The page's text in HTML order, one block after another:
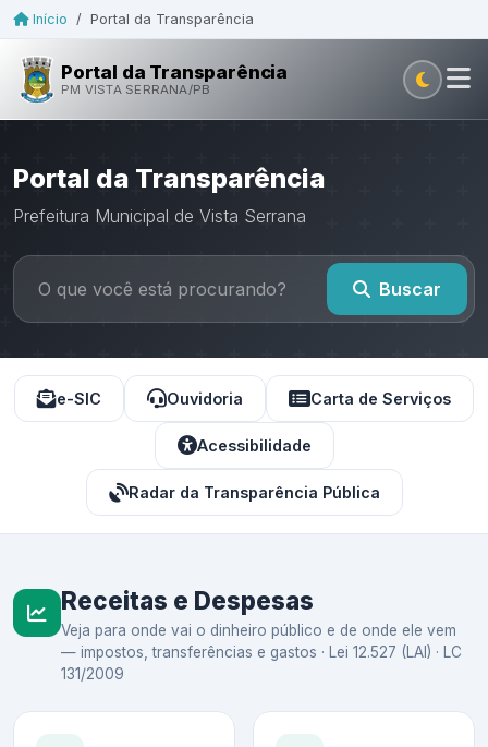
Início / Portal da Transparência
Portal da Transparência
PM VISTA SERRANA/PB
Portal da Transparência
Prefeitura Municipal de Vista Serrana
Buscar
e-SIC Ouvidoria Carta de Serviços
Acessibilidade
Radar da Transparência Pública
Receitas e Despesas
Veja para onde vai o dinheiro público e de onde ele vem
— impostos, transferências e gastos · Lei 12.527 (LAI) · LC
131/2009